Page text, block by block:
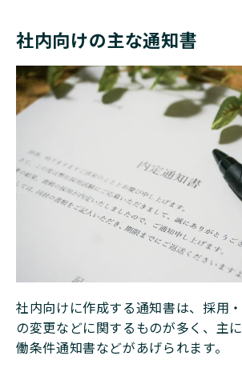
社内向けの主な通知書
社内向けに作成する通知書は、採用
の変更などに関するものが多く、主
働条件通知書などがあげられます。